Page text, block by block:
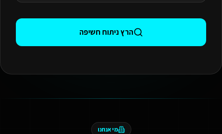
הרץ ניתוח חשיפה
מי אנחנו